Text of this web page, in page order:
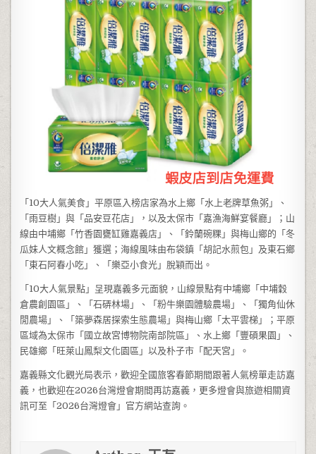
「10大人氣美食」平原區入榜店家為水上鄉「水上老牌草魚粥」、
「雨豆樹」與「品安豆花店」，以及太保市「嘉漁海鮮宴餐廳」；山
線由中埔鄉「竹香園甕缸雞嘉義店」、「鈴蘭碗粿」與梅山鄉的「冬
瓜妹人文概念館」獲選；海線風味由布袋鎮「胡記水煎包」及東石鄉
「東石阿春小吃」、「樂亞小食光」脫穎而出。
「10大人氣景點」呈現嘉義多元面貌，山線景點有中埔鄉「中埔穀
倉農創園區」、「石硦林場」、「粉牛樂園體驗農場」、「獨角仙休
閒農場」、「築夢森居探索生態農場」與梅山鄉「太平雲梯」；平原
區域為太保市「國立故宮博物院南部院區」、水上鄉「豐碩果園」、
民雄鄉「旺萊山鳳梨文化園區」以及朴子市「配天宮」。
嘉義縣文化觀光局表示，歡迎全國旅客春節期間跟著人氣榜單走訪嘉
義，也歡迎在2026台灣燈會期間再訪嘉義，更多燈會與旅遊相關資
訊可至「2026台灣燈會」官方網站查詢。